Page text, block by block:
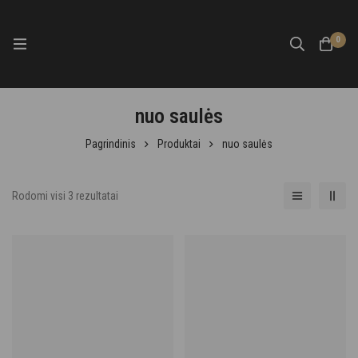
0
nuo saulės
Pagrindinis Produktai nuo saulės
Rodomi visi 3 rezultatai